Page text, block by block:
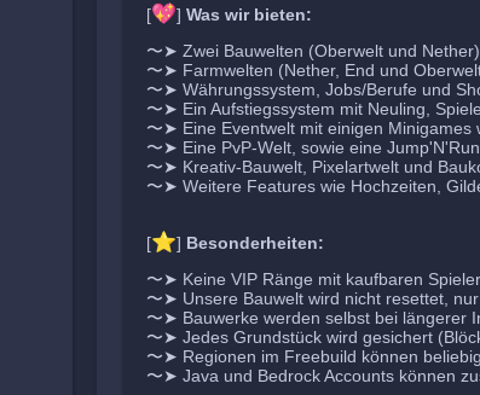
[💖] Was wir bieten:
〜➤ Zwei Bauwelten (Oberwelt und
〜➤ Farmwelten (Nether, End und
〜➤ Währungssystem, Jobs/Berufe und
〜➤ Ein Aufstiegssystem mit Neuling,
〜➤ Eine Eventwelt mit einigen Minigames
〜➤ Eine PvP-Welt, sowie eine
〜➤ Kreativ-Bauwelt, Pixelartwelt und
〜➤ Weitere Features wie Hochzeiten,
[⭐] Besonderheiten:
〜➤ Keine VIP Ränge mit kaufbaren
〜➤ Unsere Bauwelt wird nicht resettet,
〜➤ Bauwerke werden selbst bei längerer
〜➤ Jedes Grundstück wird gesichert
〜➤ Regionen im Freebuild können
〜➤ Java und Bedrock Accounts können